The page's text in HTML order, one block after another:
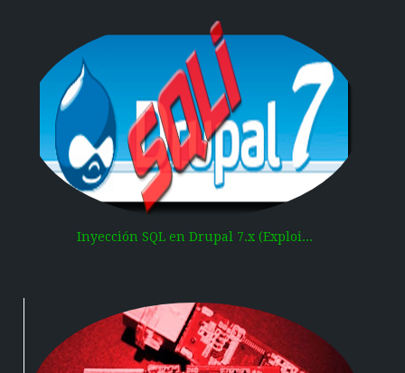
Inyección SQL en Drupal 7.x (Exploi...